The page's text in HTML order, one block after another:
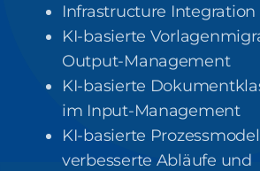
Infrastructure Integration
KI-basierte
Output-Management
KI-basierte
im Input-Management
KI-basierte
verbesserte Abläufe und